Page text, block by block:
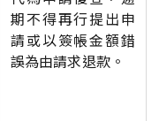
期不得再行提出申
請或以簽帳金額錯
誤為由請求退款。